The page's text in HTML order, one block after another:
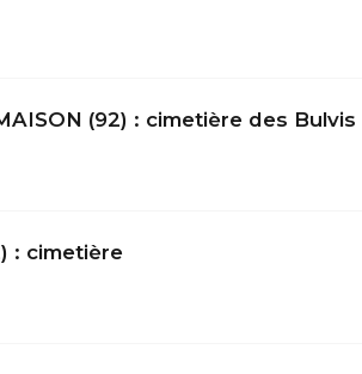
(92) : cimetière des Bulvis
: cimetière